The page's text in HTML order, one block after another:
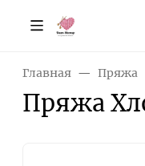
Главная Пряжа
Пряжа